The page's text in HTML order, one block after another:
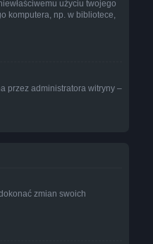
użyciu twojego
komputera, np. w bibliotece,
przez administratora witryny –
zmian swoich